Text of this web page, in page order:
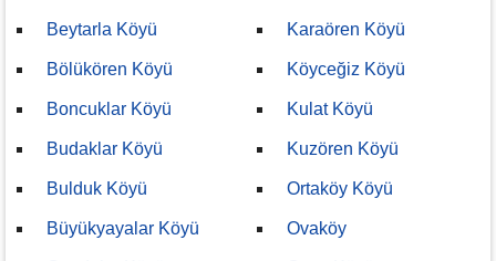
Beytarla Köyü
Bölükören Köyü
Boncuklar Köyü
Budaklar Köyü
Bulduk Köyü
Büyükyayalar Köyü
Karaören Köyü
Köyceğiz Köyü
Kulat Köyü
Kuzören Köyü
Ortaköy Köyü
Ovaköy